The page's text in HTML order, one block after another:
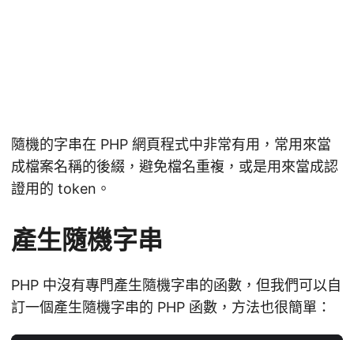
隨機的字串在 PHP 網頁程式中非常有用，常用來當
成檔案名稱的後綴，避免檔名重複，或是用來當成認
證用的 token。
產生隨機字串
PHP 中沒有專門產生隨機字串的函數，但我們可以自
訂一個產生隨機字串的 PHP 函數，方法也很簡單：